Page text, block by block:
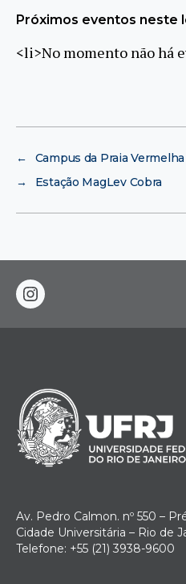
Próximos eventos neste
<li>No momento não há
←
Campus da Praia Vermelha
→
Estação MagLev Cobra
instagram
Av. Pedro Calmon. nº 550 –
Cidade Universitária – Rio de
Telefone: +55 (21) 3938-9600